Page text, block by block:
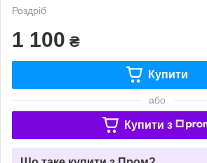
Роздріб
1 100 ₴
Купити
або
Купити з